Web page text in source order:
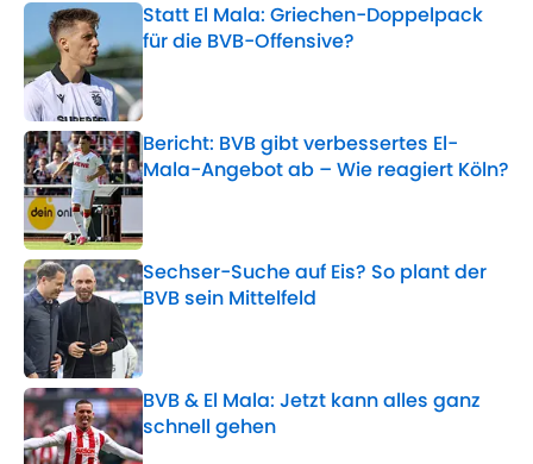
Statt El Mala: Griechen-Doppelpack
für die BVB-Offensive?
Published by on Invalid Date
Bericht: BVB gibt verbessertes El-
Mala-Angebot ab – Wie reagiert Köln?
Published by on Invalid Date
Sechser-Suche auf Eis? So plant der
BVB sein Mittelfeld
Published by on Invalid Date
BVB & El Mala: Jetzt kann alles ganz
schnell gehen
Published by on Invalid Date